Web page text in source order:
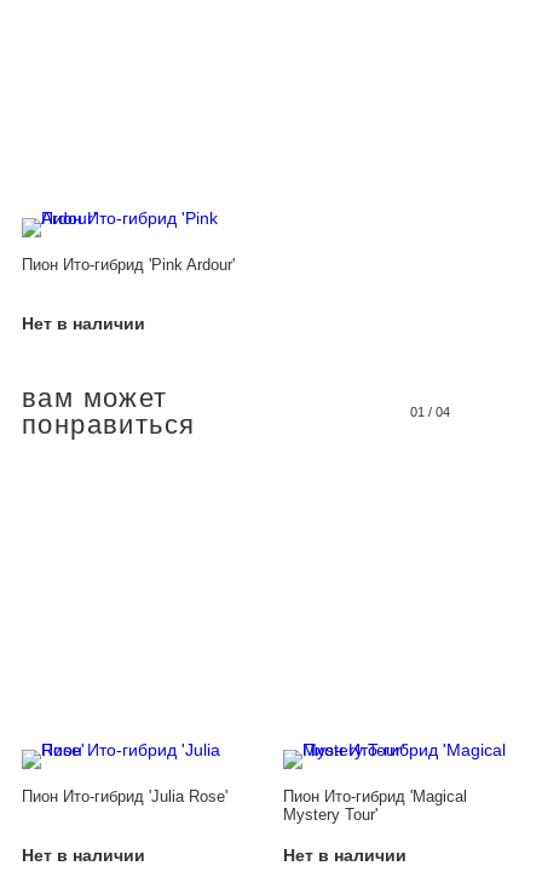
Пион Ито-гибрид 'Pink Ardour'
Нет в наличии
вам может
понравиться
01 / 04
Пион Ито-гибрид 'Julia Rose'
Нет в наличии
Пион Ито-гибрид 'Magical
Mystery Tour'
Нет в наличии